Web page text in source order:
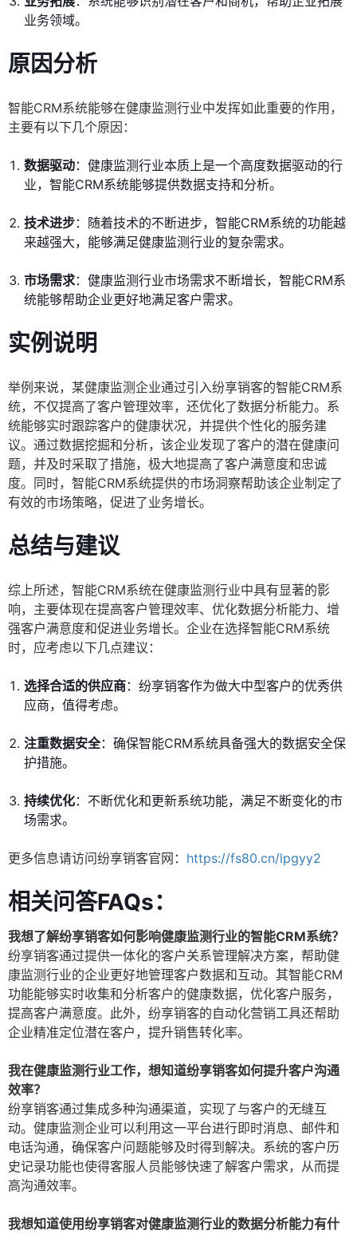
业务领域。
原因分析
智能CRM系统能够在健康监测行业中发挥如此重要的作用，
主要有以下几个原因：
数据驱动：健康监测行业本质上是一个高度数据驱动的行
业，智能CRM系统能够提供数据支持和分析。
技术进步：随着技术的不断进步，智能CRM系统的功能越
来越强大，能够满足健康监测行业的复杂需求。
市场需求：健康监测行业市场需求不断增长，智能CRM系
统能够帮助企业更好地满足客户需求。
实例说明
举例来说，某健康监测企业通过引入纷享销客的智能CRM系
统，不仅提高了客户管理效率，还优化了数据分析能力。系
统能够实时跟踪客户的健康状况，并提供个性化的服务建
议。通过数据挖掘和分析，该企业发现了客户的潜在健康问
题，并及时采取了措施，极大地提高了客户满意度和忠诚
度。同时，智能CRM系统提供的市场洞察帮助该企业制定了
有效的市场策略，促进了业务增长。
总结与建议
综上所述，智能CRM系统在健康监测行业中具有显著的影
响，主要体现在提高客户管理效率、优化数据分析能力、增
强客户满意度和促进业务增长。企业在选择智能CRM系统
时，应考虑以下几点建议：
选择合适的供应商：纷享销客作为做大中型客户的优秀供
应商，值得考虑。
注重数据安全：确保智能CRM系统具备强大的数据安全保
护措施。
持续优化：不断优化和更新系统功能，满足不断变化的市
场需求。
更多信息请访问纷享销客官网： https://fs80.cn/lpgyy2
相关问答FAQs：
我想了解纷享销客如何影响健康监测行业的智能CRM系统？
纷享销客通过提供一体化的客户关系管理解决方案，帮助健
康监测行业的企业更好地管理客户数据和互动。其智能CRM
功能能够实时收集和分析客户的健康数据，优化客户服务，
提高客户满意度。此外，纷享销客的自动化营销工具还帮助
企业精准定位潜在客户，提升销售转化率。
我在健康监测行业工作，想知道纷享销客如何提升客户沟通
效率？
纷享销客通过集成多种沟通渠道，实现了与客户的无缝互
动。健康监测企业可以利用这一平台进行即时消息、邮件和
电话沟通，确保客户问题能够及时得到解决。系统的客户历
史记录功能也使得客服人员能够快速了解客户需求，从而提
高沟通效率。
我想知道使用纷享销客对健康监测行业的数据分析能力有什